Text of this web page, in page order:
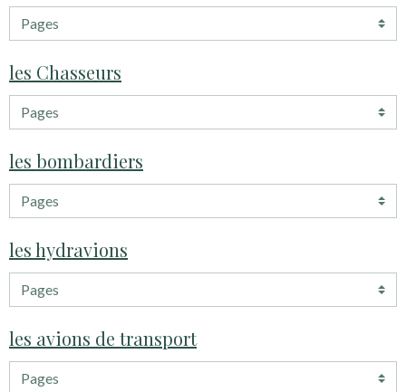
les Chasseurs
les bombardiers
les hydravions
les avions de transport